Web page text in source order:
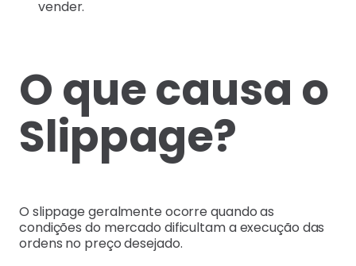
vender.
O que causa o
Slippage?
O slippage geralmente ocorre quando as
condições do mercado dificultam a execução das
ordens no preço desejado.